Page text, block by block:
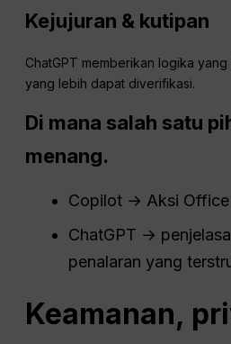
Kejujuran & kutipan
ChatGPT memberikan logika
yang lebih dapat diverifikasi.
Di mana salah satu
menang.
Copilot → Aksi
ChatGPT →
penalaran yang
Keamanan,